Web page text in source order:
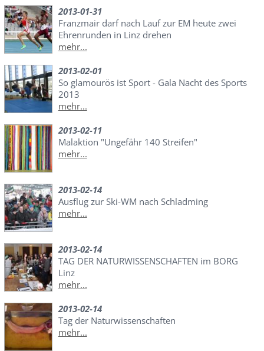
2013-01-31
Franzmair darf nach Lauf zur EM heute zwei
Ehrenrunden in Linz drehen
mehr...
2013-02-01
So glamourös ist Sport - Gala Nacht des Sports
2013
mehr...
2013-02-11
Malaktion "Ungefähr 140 Streifen"
mehr...
2013-02-14
Ausflug zur Ski-WM nach Schladming
mehr...
2013-02-14
TAG DER NATURWISSENSCHAFTEN im BORG
Linz
mehr...
2013-02-14
Tag der Naturwissenschaften
mehr...